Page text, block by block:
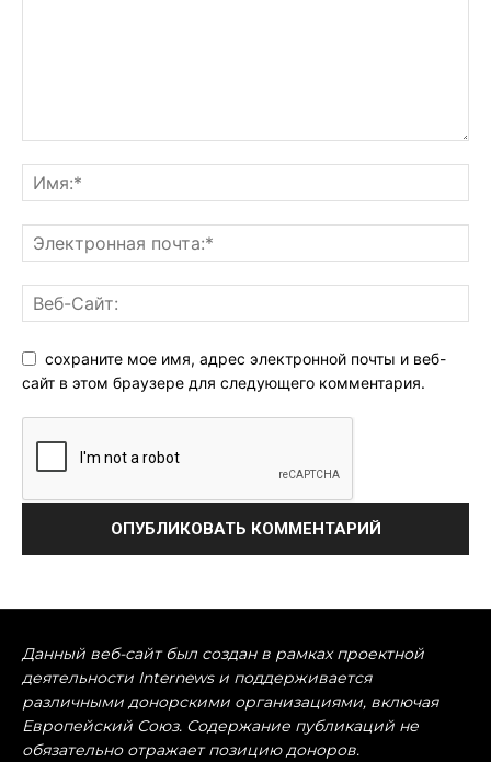
сохраните мое имя, адрес электронной почты и веб-
сайт в этом браузере для следующего комментария.
Данный веб-сайт был создан в рамках проектной
деятельности Internews и поддерживается
различными донорскими организациями, включая
Европейский Союз. Содержание публикаций не
обязательно отражает позицию доноров.